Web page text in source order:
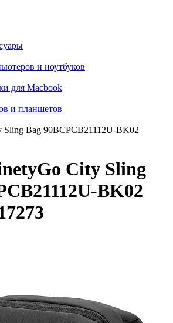
и ноутбуков
для Macbook
и планшетов
Bag 90BCPCB21112U-BK02
Сity Sling
BK02